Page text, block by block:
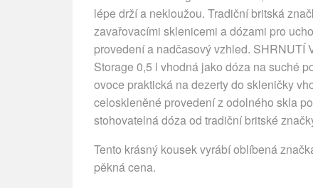
lépe drží a nekloužou. Tradiční britská
zavařovacími sklenicemi a dózami pro
provedení a nadčasový vzhled.
Storage 0,5 l vhodná jako dóza na suché
ovoce praktická na dezerty do skleničky
celoskleněné provedení z odolného skla
stohovatelná dóza od tradiční britské
Tento krásný kousek vyrábí oblíbená
pěkná cena.